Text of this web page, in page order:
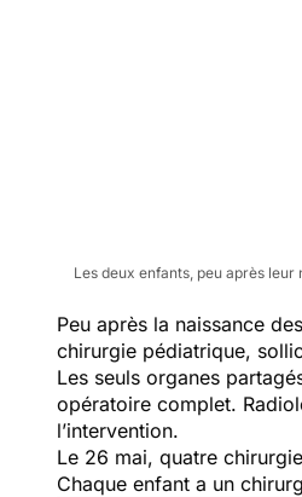
Les deux enfants, peu après
Peu après la naissance
chirurgie pédiatrique,
Les seuls organes
opératoire complet.
l’intervention.
Le 26 mai, quatre
Chaque enfant a un